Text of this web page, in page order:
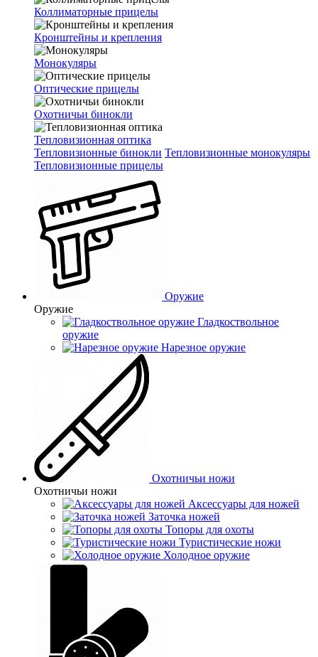
Коллиматорные прицелы
Кронштейны и крепления
Монокуляры
Оптические прицелы
Охотничьи бинокли
Тепловизионная оптика
Тепловизионные бинокли Тепловизионные монокуляры
Тепловизионные прицелы
Оружие
Оружие
Гладкоствольное
оружие
Нарезное оружие
Охотничьи ножи
Охотничьи ножи
Аксессуары для ножей
Заточка ножей
Топоры для охоты
Туристические ножи
Холодное оружие